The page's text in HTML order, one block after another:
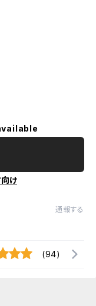
け
通報する
(94)